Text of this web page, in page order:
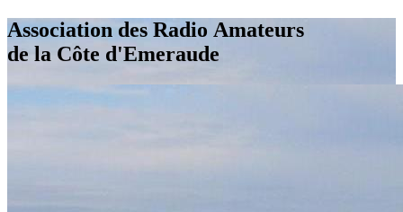
Association des Radio Amateurs
de la Côte d'Emeraude